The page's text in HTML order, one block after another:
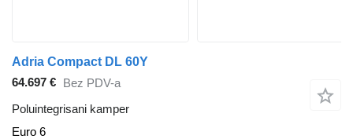
Adria Compact DL 60Y
64.697 € Bez PDV-a
Poluintegrisani kamper
Euro 6